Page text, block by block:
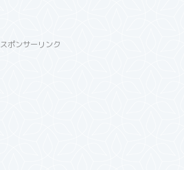
スポンサーリンク